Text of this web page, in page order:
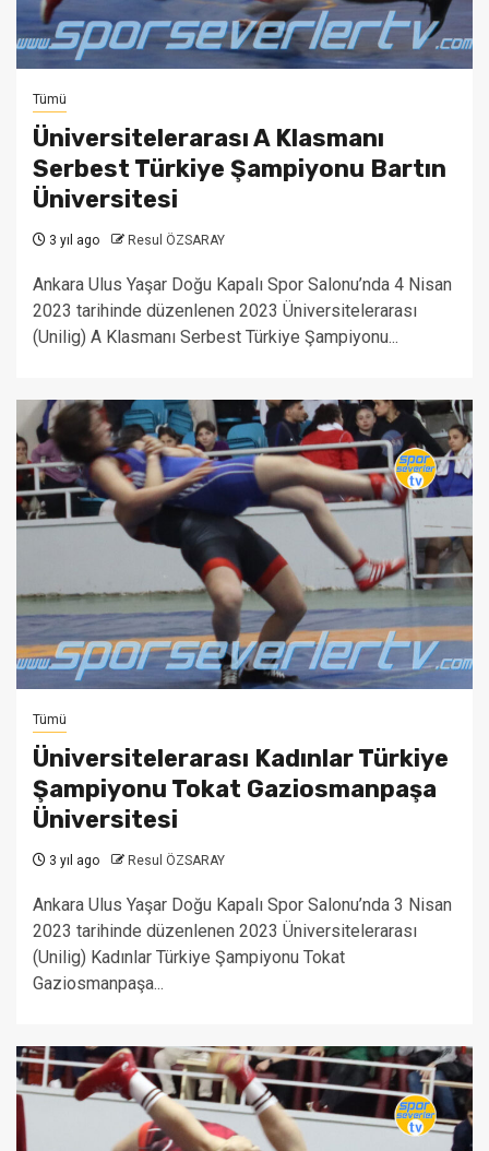
Tümü
Üniversitelerarası A Klasmanı
Serbest Türkiye Şampiyonu Bartın
Üniversitesi
3 yıl ago Resul ÖZSARAY
Ankara Ulus Yaşar Doğu Kapalı Spor Salonu’nda 4 Nisan
2023 tarihinde düzenlenen 2023 Üniversitelerarası
(Unilig) A Klasmanı Serbest Türkiye Şampiyonu...
Tümü
Üniversitelerarası Kadınlar Türkiye
Şampiyonu Tokat Gaziosmanpaşa
Üniversitesi
3 yıl ago Resul ÖZSARAY
Ankara Ulus Yaşar Doğu Kapalı Spor Salonu’nda 3 Nisan
2023 tarihinde düzenlenen 2023 Üniversitelerarası
(Unilig) Kadınlar Türkiye Şampiyonu Tokat
Gaziosmanpaşa...